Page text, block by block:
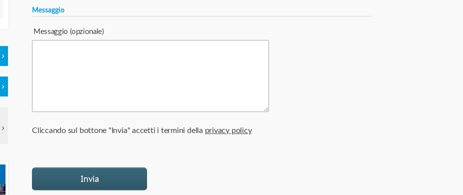
Messaggio
Messaggio (opzionale)
Cliccando sul bottone "Invia" accetti i termini della privacy policy
Invia